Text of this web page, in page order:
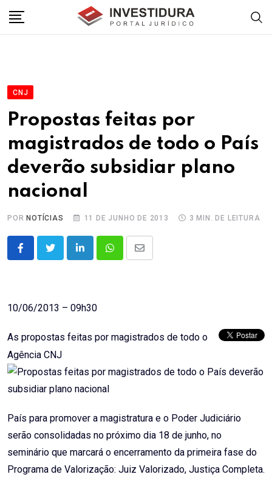
CNJ
Propostas feitas por
magistrados de todo o País
deverão subsidiar plano
nacional
POR NOTÍCIAS 11 DE JUNHO DE 2013 3 MIN. DE LEITURA
LinkedInWhatsappShare
10/06/2013 – 09h30
Agência CNJ
As propostas feitas por magistrados de todo o
País para promover a magistratura e o Poder Judiciário
serão consolidadas no próximo dia 18 de junho, no
seminário que marcará o encerramento da primeira fase do
Programa de Valorização: Juiz Valorizado, Justiça Completa.